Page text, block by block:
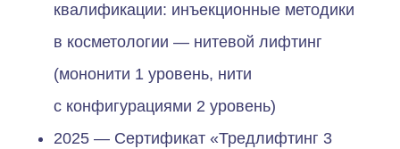
квалификации: инъекционные методики
в косметологии — нитевой лифтинг
(мононити 1 уровень, нити
с конфигурациями 2 уровень)
2025 — Сертификат «Тредлифтинг 3